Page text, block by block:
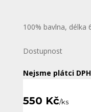
100% bavlna, délka
Dostupnost
Nejsme plátci DPH
550 Kč/ks